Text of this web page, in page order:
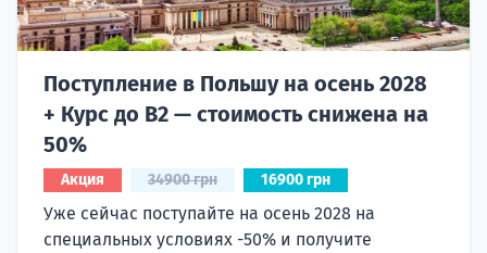
Поступление в Польшу на осень 2028
+ Курс до B2 — стоимость снижена на
50%
Акция 34900 грн 16900 грн
Уже сейчас поступайте на осень 2028 на
специальных условиях -50% и получите